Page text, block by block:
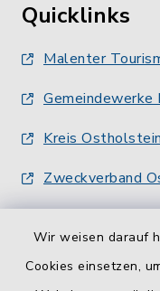
Wir weisen darauf
Cookies einsetzen,
Quicklinks
Malenter
Gemeindewerke
Kreis Ostholstein
Zweckverband